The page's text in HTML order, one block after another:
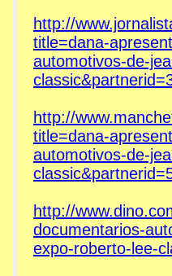
http://
title=dana-
automotivos-de-
http://
title=dana-
automotivos-de-
http://
documentarios-
expo-roberto-lee-